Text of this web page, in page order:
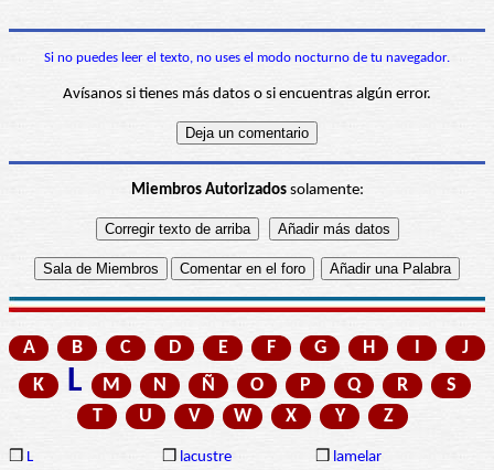
Si no puedes leer el texto, no uses el modo nocturno de tu navegador.
Avísanos si tienes más datos o si encuentras algún error.
Miembros Autorizadossolamente:
A B C D E F G H I
J
K
L M N Ñ O P Q R
S
T
U V W X Y Z
❒ L ❒ lacustre ❒ lamelar